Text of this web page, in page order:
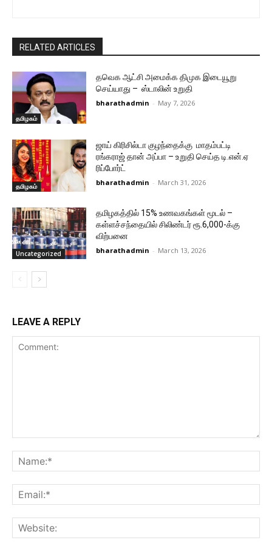
RELATED ARTICLES
தமிழகம்
தவெக ஆட்சி அமைக்க திமுக இடையூறு
செய்யாது – ஸ்டாலின் உறுதி
bharathadmin - May 7, 2026
தமிழகம்
ஜாய் கிரிசில்டா குழந்தைக்கு மாதம்பட்டி
ரங்கராஜ் தான் அப்பா – உறுதி செய்த டி.என்.ஏ
ரிப்போர்ட்
bharathadmin - March 31, 2026
Uncategorized
தமிழகத்தில் 15% உணவகங்கள் மூடல் –
கள்ளச்சந்தையில் சிலிண்டர் ரூ.6,000-க்கு
விற்பனை
bharathadmin - March 13, 2026
LEAVE A REPLY